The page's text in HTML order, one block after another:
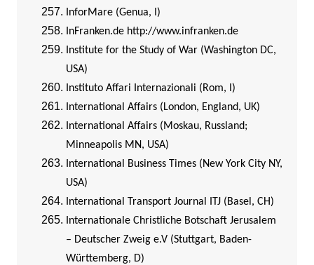
InforMare (Genua, I)
InFranken.de http://www.infranken.de
Institute for the Study of War (Washington DC,
USA)
Instituto Affari Internazionali (Rom, I)
International Affairs (London, England, UK)
International Affairs (Moskau, Russland;
Minneapolis MN, USA)
International Business Times (New York City NY,
USA)
International Transport Journal ITJ (Basel, CH)
Internationale Christliche Botschaft Jerusalem
– Deutscher Zweig e.V (Stuttgart, Baden-
Württemberg, D)